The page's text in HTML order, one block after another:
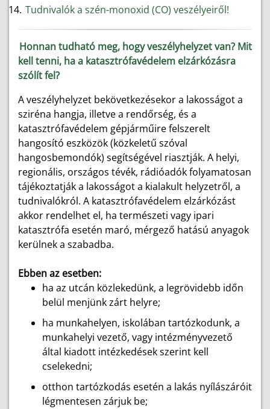
Tudnivalók a szén-monoxid (CO) veszélyeiről!
Honnan tudható meg, hogy veszélyhelyzet van? Mit
kell tenni, ha a katasztrófavédelem elzárkózásra
szólít fel?
A veszélyhelyzet bekövetkezésekor a lakosságot a
sziréna hangja, illetve a rendőrség, és a
katasztrófavédelem gépjárműire felszerelt
hangosító eszközök (közkeletű szóval
hangosbemondók) segítségével riasztják. A helyi,
regionális, országos tévék, rádióadók folyamatosan
tájékoztatják a lakosságot a kialakult helyzetről, a
tudnivalókról. A katasztrófavédelem elzárkózást
akkor rendelhet el, ha természeti vagy ipari
katasztrófa esetén maró, mérgező hatású anyagok
kerülnek a szabadba.
Ebben az esetben:
ha az utcán közlekedünk, a legrövidebb időn
belül menjünk zárt helyre;
ha munkahelyen, iskolában tartózkodunk, a
munkahelyi vezető, vagy intézményvezető
által kiadott intézkedések szerint kell
cselekedni;
otthon tartózkodás esetén a lakás nyílászáróit
légmentesen zárjuk be;